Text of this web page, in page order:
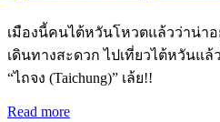
เมืองนี้คนไต้หวันโหวตแล้วว่าน่า
เดินทางสะดวก ไปเที่ยวไต้หวันแล้
“ไถจง (Taichung)” เล้ย!!
Read more